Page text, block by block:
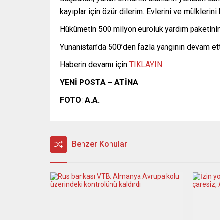
kayıplar için özür dilerim. Evlerini ve mülklerini
Hükümetin 500 milyon euroluk yardım
Yunanistan’da 500’den fazla yangının
Haberin devamı için TIKLAYIN
YENİ POSTA – ATİNA
FOTO: A.A.
Benzer Konular